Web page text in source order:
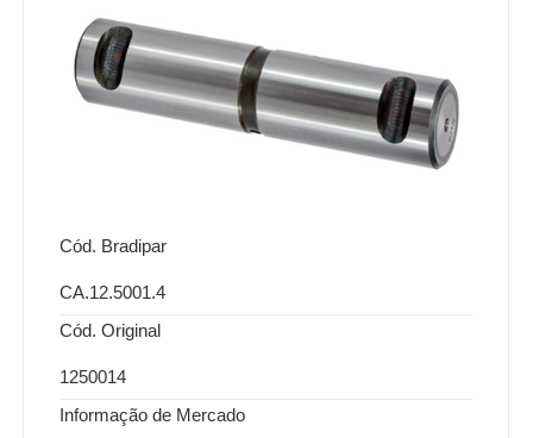
Cód. Bradipar
CA.12.5001.4
Cód. Original
1250014
Informação de Mercado